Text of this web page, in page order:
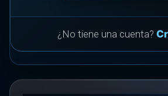
¿No tiene una cuenta?